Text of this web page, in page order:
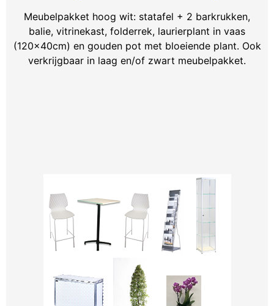
Meubelpakket hoog wit: statafel + 2 barkrukken,
balie, vitrinekast, folderrek, laurierplant in vaas
(120x40cm) en gouden pot met bloeiende plant. Ook
verkrijgbaar in laag en/of zwart meubelpakket.